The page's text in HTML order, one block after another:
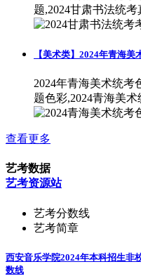
题,2024甘肃书法统考
【美术类】2024年青海美
2024年青海美术统考
题色彩,2024青海美术
查看更多
艺考数据
艺考资源站
艺考分数线
艺考简章
西安音乐学院2024年本科招生非
数线